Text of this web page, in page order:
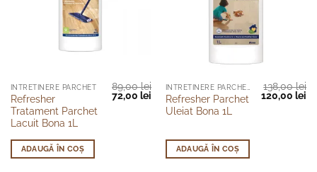
INTRETINERE PARCHET
Refresher
Tratament Parchet
Lacuit Bona 1L
89,00lei
Prețul
inițial
72,00 lei Prețul
curent
este:
ADAUGĂ ÎN COȘ
Refresher Parchet
Uleiat Bona 1L
138,00lei
Prețul
inițial
120,00 lei
ADAUGĂ ÎN COȘ